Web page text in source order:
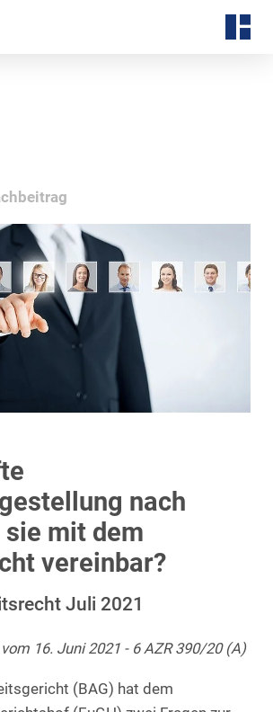
nach
sie mit dem
vereinbar?
Juli 2021
16. Juni 2021 - 6 AZR 390/20 (A)
(BAG) hat dem